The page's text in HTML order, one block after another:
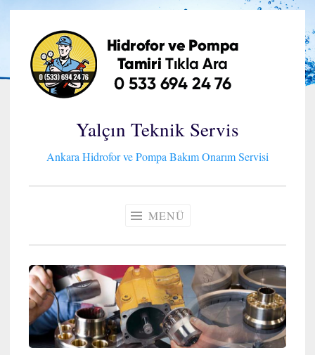
İçeriğe
geç
Yalçın Teknik Servis
Ankara Hidrofor ve Pompa Bakım Onarım Servisi
MENÜ